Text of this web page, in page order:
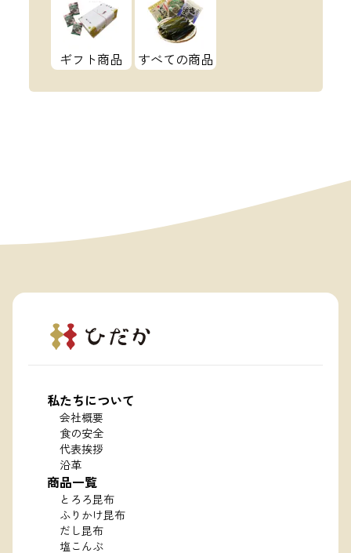
ギフト商品 すべての商品
私たちについて
会社概要
食の安全
代表挨拶
沿革
商品一覧
とろろ昆布
ふりかけ昆布
だし昆布
塩こんぶ